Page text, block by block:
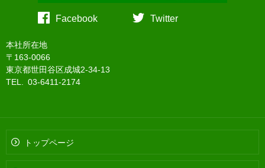
Facebook Twitter
本社所在地
〒163-0066
東京都世田谷区成城2-34-13
TEL. 03-6411-2174
トップページ